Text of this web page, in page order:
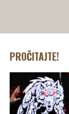
PROČITAJTE!